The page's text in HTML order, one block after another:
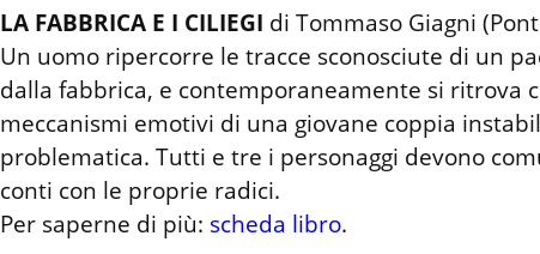
LA FABBRICA E I CILIEGI di Tommaso Giagni
Un uomo ripercorre le tracce sconosciute di un
dalla fabbrica, e contemporaneamente si ritrova
meccanismi emotivi di una giovane coppia
problematica. Tutti e tre i personaggi devono
conti con le proprie radici.
Per saperne di più: scheda libro.